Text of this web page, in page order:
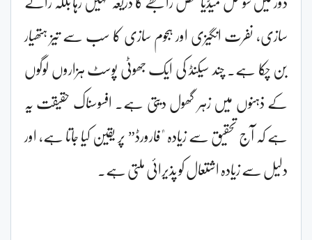
سازی، نفرت انگیزی اور ہجوم سازی کا سب سے تیز ہتھیار
بن چکا ہے۔ چند سیکنڈ کی ایک جھوٹی پوسٹ ہزاروں لوگوں
کے ذہنوں میں زہر گھول دیتی ہے۔ افسوسناک حقیقت یہ
ہے کہ آج تحقیق سے زیادہ "فارورڈ” پر یقین کیا جاتا ہے، اور
دلیل سے زیادہ اشتعال کو پذیرائی ملتی ہے۔